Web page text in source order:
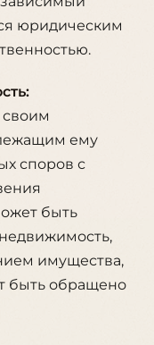
юридическим
своим
ему
споров с
быть
имущества,
быть обращено